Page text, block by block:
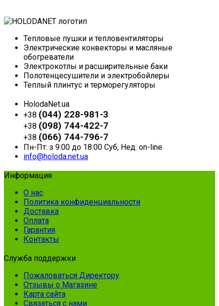
Тепловые пушки и тепловентиляторы
Электрические конвекторы и масляные
обогреватели
Электрокотлы и расширительные баки
Полотенцесушители и электробойлеры
Теплый плинтус и терморегуляторы
HolodaNet.ua
+38 (044) 228-981-3
+38 (098) 744-422-7
+38 (066) 744-796-7
Пн-Пт: з 9:00 до 18:00 Суб, Нед: on-line
info@holoda.net.ua
Информация
О нас
Политика конфиденциальности
Доставка
Оплата
Гарантия
Контакты
Служба поддержки
Пожаловаться Директору
Отзывы о Магазине
Карта сайта
Связаться с нами